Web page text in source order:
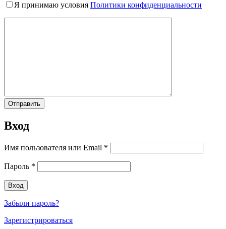
Я принимаю условия Политики конфиденциальности
Вход
Имя пользователя или Email *
Пароль *
Забыли пароль?
Зарегистрироваться